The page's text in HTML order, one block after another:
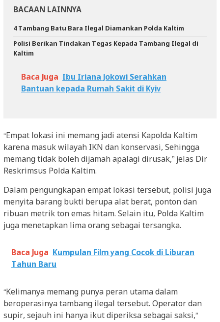
BACAAN LAINNYA
4 Tambang Batu Bara Ilegal Diamankan Polda Kaltim
Polisi Berikan Tindakan Tegas Kepada Tambang Ilegal di
Kaltim
Baca Juga Ibu Iriana Jokowi Serahkan
Bantuan kepada Rumah Sakit di Kyiv
“Empat lokasi ini memang jadi atensi Kapolda Kaltim
karena masuk wilayah IKN dan konservasi, Sehingga
memang tidak boleh dijamah apalagi dirusak,” jelas Dir
Reskrimsus Polda Kaltim.
Dalam pengungkapan empat lokasi tersebut, polisi juga
menyita barang bukti berupa alat berat, ponton dan
ribuan metrik ton emas hitam. Selain itu, Polda Kaltim
juga menetapkan lima orang sebagai tersangka.
Baca Juga Kumpulan Film yang Cocok di Liburan
Tahun Baru
“Kelimanya memang punya peran utama dalam
beroperasinya tambang ilegal tersebut. Operator dan
supir, sejauh ini hanya ikut diperiksa sebagai saksi,”